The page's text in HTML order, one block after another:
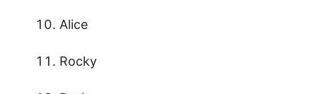
Alice
Rocky